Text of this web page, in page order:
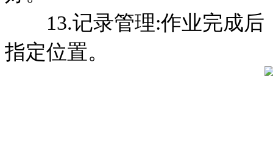
13.记录管理:作业完成后
指定位置。